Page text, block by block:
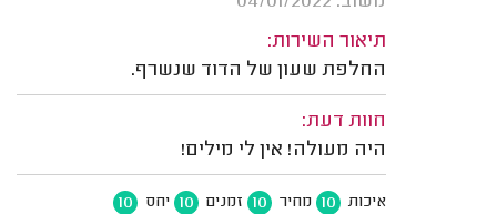
תיאור השירות:
החלפת שעון של הדוד שנשרף.
חוות דעת:
היה מעולה! אין לי מילים!
איכות 10 מחיר 10 זמנים 10 יחס 10